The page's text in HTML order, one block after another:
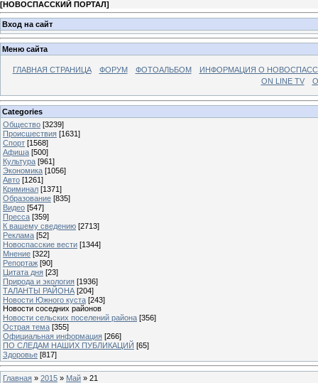
[НОВОСПАССКИЙ ПОРТАЛ]
Вход на сайт
Меню сайта
ГЛАВНАЯ СТРАНИЦА ФОРУМ ФОТОАЛЬБОМ
ИНФОРМАЦИЯ О
ON LINE TV
Categories
Общество [3239]
Происшествия [1631]
Спорт [1568]
Афиша [500]
Культура [961]
Экономика [1056]
Авто [1261]
Криминал [1371]
Образование [835]
Видео [547]
Пресса [359]
К вашему сведению [2713]
Реклама [52]
Новоспасские вести [1344]
Мнение [322]
Репортаж [90]
Цитата дня [23]
Природа и экология [1936]
ТАЛАНТЫ РАЙОНА [204]
Новости Южного куста [243]
Новости соседних районов
Новости сельских поселений района [356]
Острая тема [355]
Официальная информация [266]
ПО СЛЕДАМ НАШИХ ПУБЛИКАЦИЙ [65]
Здоровье [817]
Главная » 2015 » Май » 21